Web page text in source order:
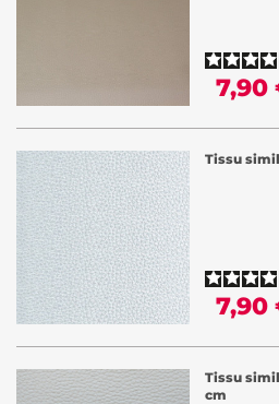
7,90
Tissu
7,90
Tissu
cm